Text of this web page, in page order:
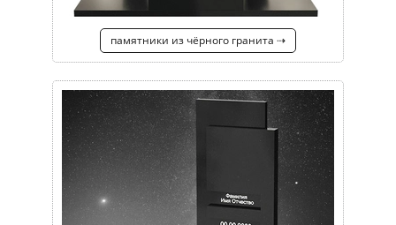
памятники из чёрного гранита ⇢